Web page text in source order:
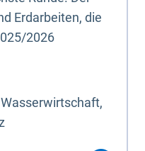
Erdarbeiten, die
2026